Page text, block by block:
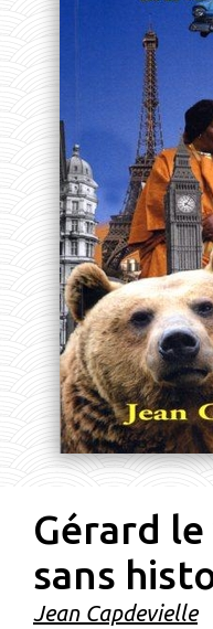
Gérard
sans
Jean Capdevielle